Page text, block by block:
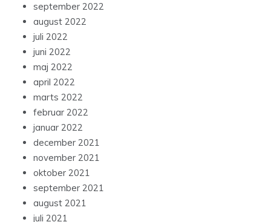
september 2022
august 2022
juli 2022
juni 2022
maj 2022
april 2022
marts 2022
februar 2022
januar 2022
december 2021
november 2021
oktober 2021
september 2021
august 2021
juli 2021